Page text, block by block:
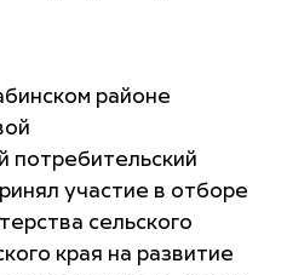
районе
потребительский
участие в отборе
сельского
края на развитие